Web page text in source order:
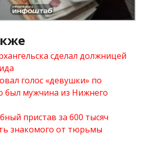
сделал должницей
голос «девушки» по
был мужчина из Нижнего
пристав за 600 тысяч
знакомого от тюрьмы